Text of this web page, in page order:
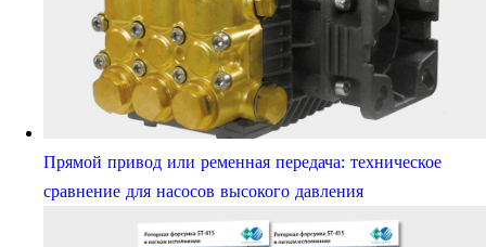
Прямой привод или ременная передача: техническое
сравнение для насосов высокого давления